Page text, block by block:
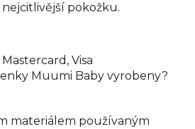
pokožku.
Muumi Baby vyrobeny?
materiálem používaným